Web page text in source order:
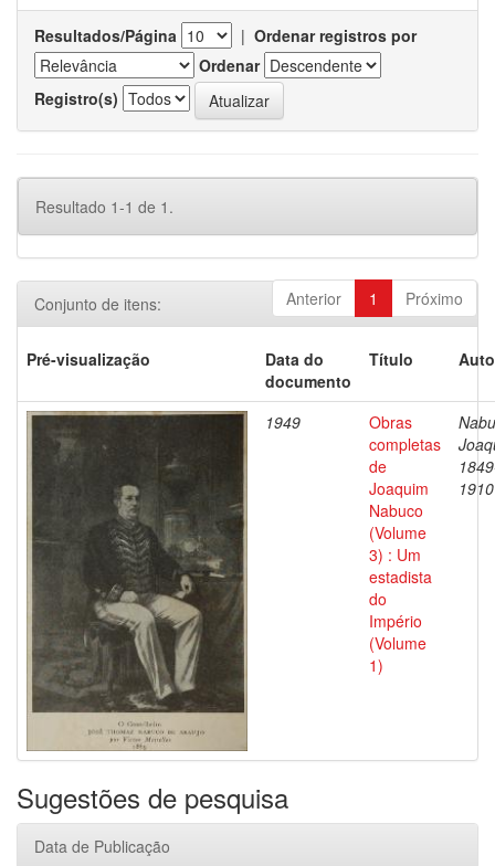
Resultados/Página | Ordenar registros por
Ordenar
Registro(s)
Resultado 1-1 de 1.
Anterior 1 Próximo
Conjunto de itens:
Pré-visualização
Data do
documento
Título
1949
Obras
completas
de
Joaquim
Nabuco
(Volume
3) : Um
estadista
do
Império
(Volume
1)
1910
Sugestões de pesquisa
Data de Publicação